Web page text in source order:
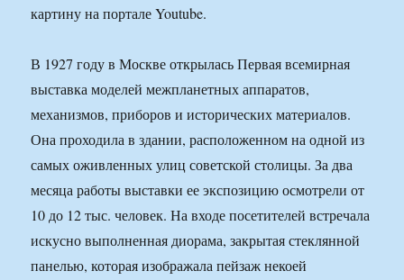
картину на портале Youtube.
В 1927 году в Москве открылась Первая всемирная
выставка моделей межпланетных аппаратов,
механизмов, приборов и исторических материалов.
Она проходила в здании, расположенном на одной из
самых оживленных улиц советской столицы. За два
месяца работы выставки ее экспозицию осмотрели от
10 до 12 тыс. человек. На входе посетителей встречала
искусно выполненная диорама, закрытая стеклянной
панелью, которая изображала пейзаж некоей